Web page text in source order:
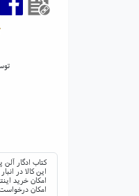
کتاب ادگار آلن
این کالا در
امکان خرید
امکان